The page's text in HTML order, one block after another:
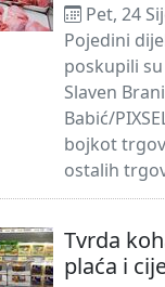
Pet, 24
Pojedini
poskupili
Slaven
Babić/
bojkot
ostalih
Tvrda
plaća i